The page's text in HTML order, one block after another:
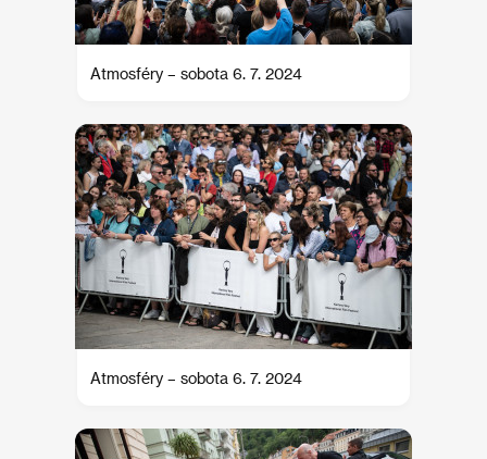
Atmosféry – sobota 6. 7. 2024
Atmosféry – sobota 6. 7. 2024